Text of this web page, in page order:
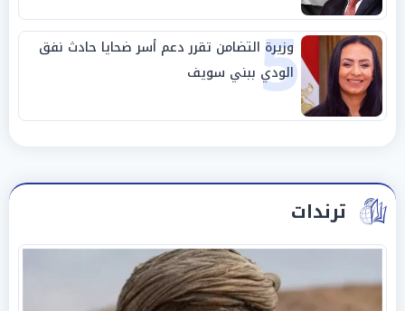
5
وزيرة التضامن تقرر دعم أسر ضحايا حادث نفق
الودي ببني سويف
ترندات